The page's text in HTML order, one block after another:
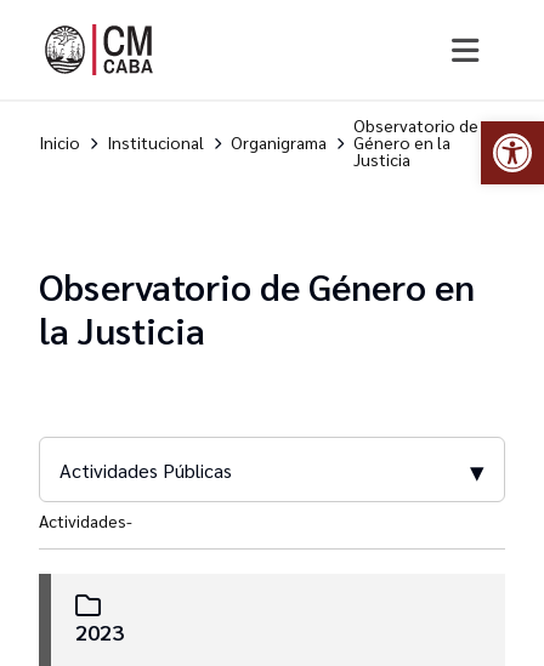
Inicio Institucional Organigrama
Observatorio de
Género en la
Justicia
Observatorio de Género en
la Justicia
Actividades Públicas ▾
Publicaciones
Informes
Actividades-
2023